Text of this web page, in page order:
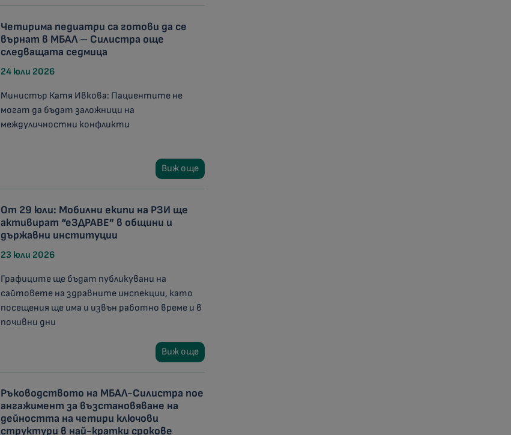
Четирима педиатри са готови да се
върнат в МБАЛ – Силистра още
следващата седмица
24 юли 2026
Министър Катя Ивкова: Пациентите не
могат да бъдат заложници на
междуличностни конфликти
Виж още
От 29 юли: Мобилни екипи на РЗИ ще
активират “еЗДРАВЕ” в общини и
държавни институции
23 юли 2026
Графиците ще бъдат публикувани на
сайтовете на здравните инспекции, като
посещения ще има и извън работно време и в
почивни дни
Виж още
Ръководството на МБАЛ-Силистра пое
ангажимент за възстановяване на
дейността на четири ключови
структури в най-кратки срокове